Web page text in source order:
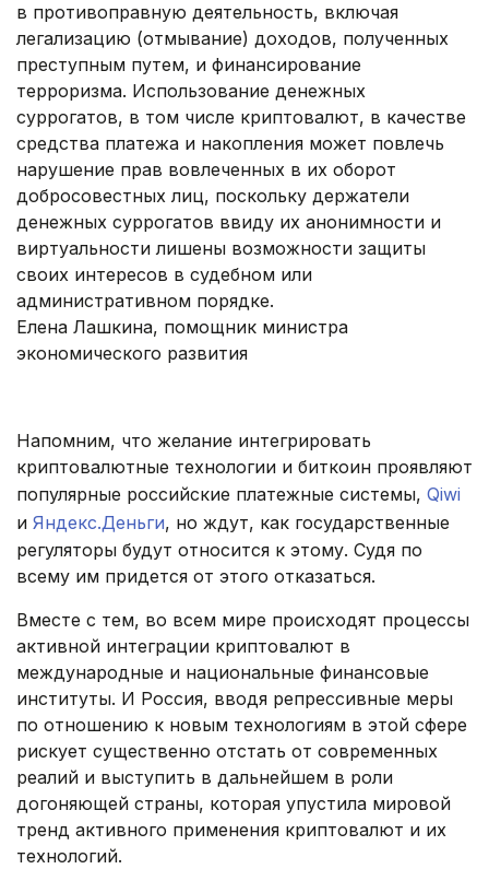
в противоправную деятельность, включая
легализацию (отмывание) доходов, полученных
преступным путем, и финансирование
терроризма. Использование денежных
суррогатов, в том числе криптовалют, в качестве
средства платежа и накопления может повлечь
нарушение прав вовлеченных в их оборот
добросовестных лиц, поскольку держатели
денежных суррогатов ввиду их анонимности и
виртуальности лишены возможности защиты
своих интересов в судебном или
административном порядке.
Елена Лашкина, помощник министра
экономического развития
Напомним, что желание интегрировать
криптовалютные технологии и биткоин проявляют
популярные российские платежные системы, Qiwi
и Яндекс.Деньги, но ждут, как государственные
регуляторы будут относится к этому. Судя по
всему им придется от этого отказаться.
Вместе с тем, во всем мире происходят процессы
активной интеграции криптовалют в
международные и национальные финансовые
институты. И Россия, вводя репрессивные меры
по отношению к новым технологиям в этой сфере
рискует существенно отстать от современных
реалий и выступить в дальнейшем в роли
догоняющей страны, которая упустила мировой
тренд активного применения криптовалют и их
технологий.